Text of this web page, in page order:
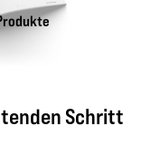
Schritt